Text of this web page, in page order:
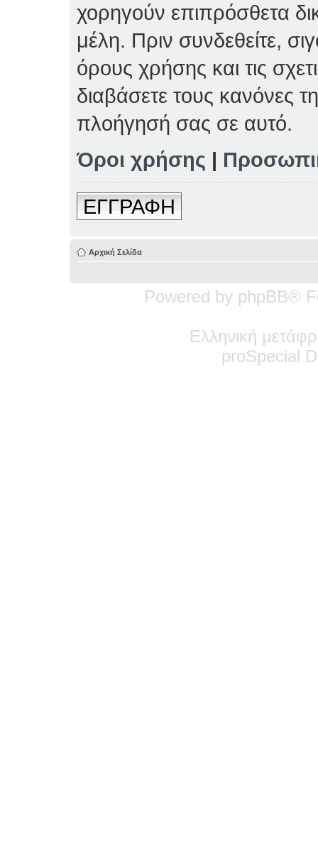
χορηγούν επιπρόσθετα
μέλη. Πριν συνδεθείτε,
όρους χρήσης και τις
διαβάσετε τους κανόνες
πλοήγησή σας σε αυτό.
Όροι χρήσης |
ΕΓΓΡΑΦΗ
Αρχική Σελίδα
Powered by phpBB®
Ελληνική
proSpecial